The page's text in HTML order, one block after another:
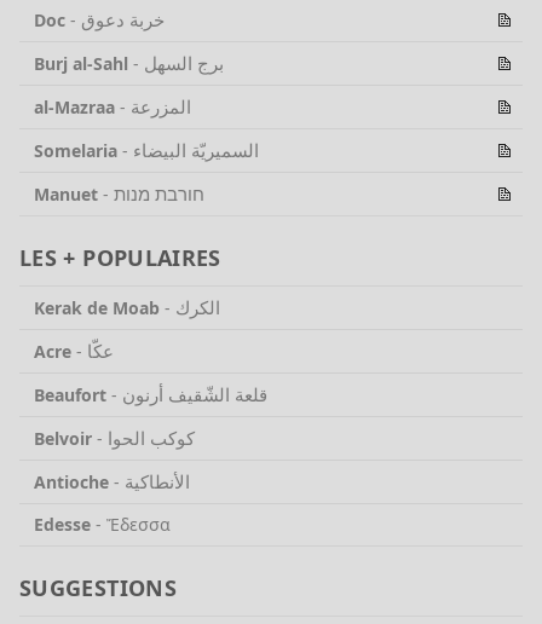
Doc - خربة دعوق
Burj al-Sahl - برج السهل
al-Mazraa - المزرعة
Somelaria - السميريّة البيضاء
Manuet - חורבת מנות
LES + POPULAIRES
Kerak de Moab - الكرك
Acre - عكّا
Beaufort - قلعة الشّقيف أرنون
Belvoir - كوكب الحوا
Antioche - الأنطاكية
Edesse - Ἔδεσσα
SUGGESTIONS